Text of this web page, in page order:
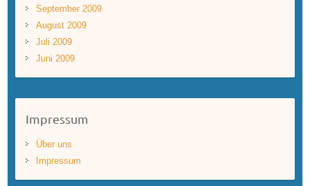
September 2009
August 2009
Juli 2009
Juni 2009
Impressum
Über uns
Impressum